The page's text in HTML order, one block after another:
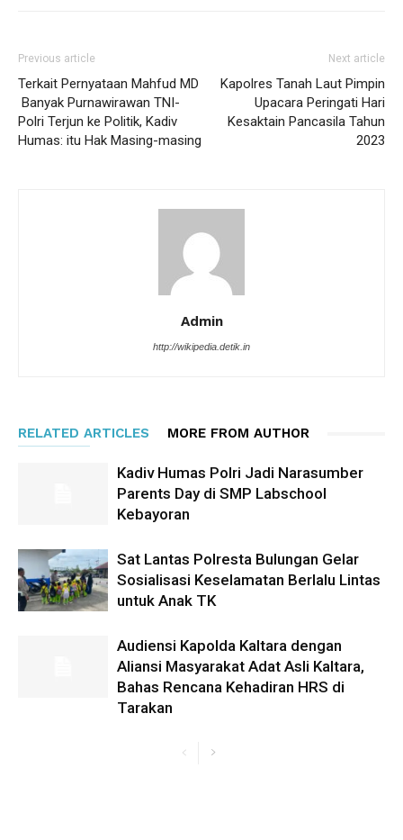
Previous article
Terkait Pernyataan Mahfud MD
Banyak Purnawirawan TNI-
Polri Terjun ke Politik, Kadiv
Humas: itu Hak Masing-masing
Next article
Kapolres Tanah Laut Pimpin
Upacara Peringati Hari
Kesaktain Pancasila Tahun
2023
Admin
http://wikipedia.detik.in
RELATED ARTICLES MORE FROM AUTHOR
Kadiv Humas Polri Jadi Narasumber
Parents Day di SMP Labschool
Kebayoran
Sat Lantas Polresta Bulungan Gelar
Sosialisasi Keselamatan Berlalu Lintas
untuk Anak TK
Audiensi Kapolda Kaltara dengan
Aliansi Masyarakat Adat Asli Kaltara,
Bahas Rencana Kehadiran HRS di
Tarakan